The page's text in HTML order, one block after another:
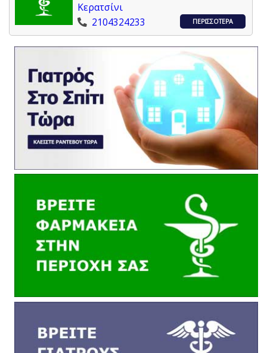
Κερατσίνι
2104324233
ΠΕΡΙΣΣΟΤΕΡΑ